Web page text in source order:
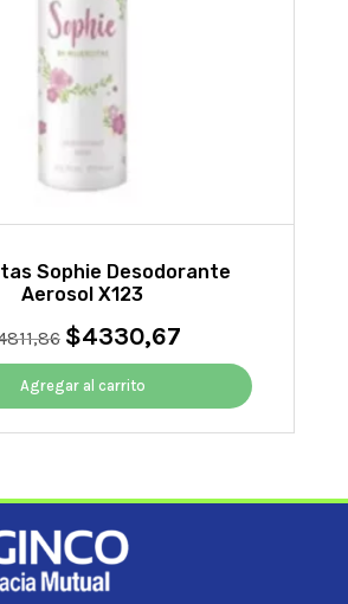
Sophie Desodorante
Aerosol X123
El
precio
original
era:
$4811,86.
$4330,67El
precio
es:
$4330,67.
Agregar al carrito